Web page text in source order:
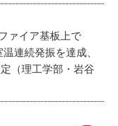
ァイア基板上で
連続発振を達成、
（理工学部・岩谷